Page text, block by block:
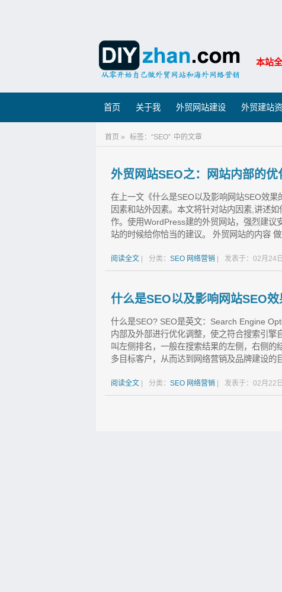
本站
首页 关于我 外贸网站建设 外贸建站
首页 » 标签：“SEO” 中的文章
外贸网站SEO之：网站内部的优
在上一文《什么是SEO以及影响网站SEO效
因素和站外因素。本文将针对站内因素,讲述
作。使用WordPress建的外贸网站，强烈建议
站的时候给你恰当的建议。 外贸网站的内容
阅读全文 分类： SEO 网络营销 发表于：02月24日
什么是SEO以及影响网站SEO
什么是SEO? SEO是英文：Search Engine
内部及外部进行优化调整，使之符合搜索引擎
叫左侧排名，一般在搜索结果的左侧，右侧
多目标客户，从而达到网络营销及品牌建设的
阅读全文 分类： SEO 网络营销 发表于：02月22日